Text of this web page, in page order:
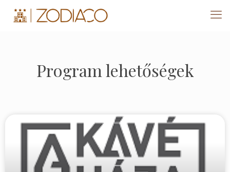
Program lehetőségek